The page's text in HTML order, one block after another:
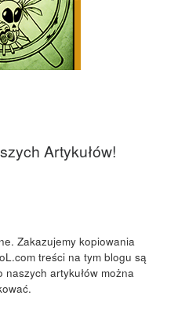
Artykułów!
Zakazujemy kopiowania
treści na tym blogu są
naszych artykułów można